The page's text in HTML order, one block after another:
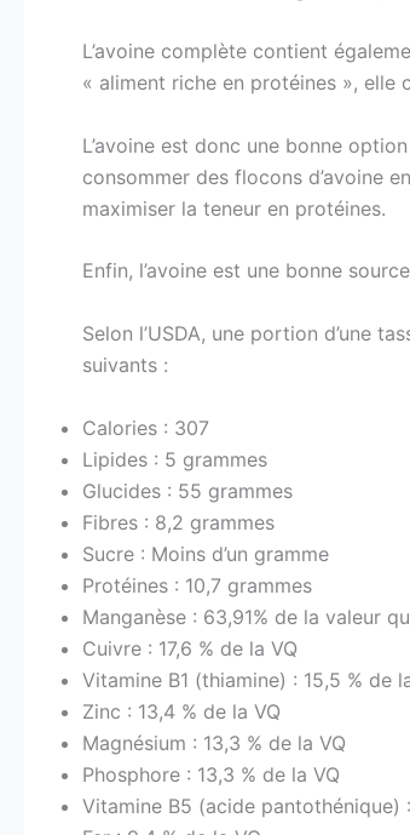
L’avoine complète contient
« aliment riche en protéines », elle
L’avoine est donc une bonne
consommer des flocons d’avoine
maximiser la teneur en protéines.
Enfin, l’avoine est une bonne
Selon l’USDA, une portion d’une
suivants :
Calories : 307
Lipides : 5 grammes
Glucides : 55 grammes
Fibres : 8,2 grammes
Sucre : Moins d’un gramme
Protéines : 10,7 grammes
Manganèse : 63,91% de la valeur
Cuivre : 17,6 % de la VQ
Vitamine B1 (thiamine) : 15,5 % de
Zinc : 13,4 % de la VQ
Magnésium : 13,3 % de la VQ
Phosphore : 13,3 % de la VQ
Vitamine B5 (acide pantothénique)